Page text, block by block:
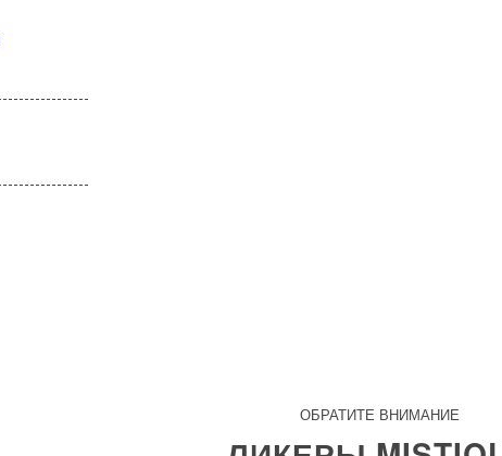
ОБРАТИТЕ ВНИМАНИЕ